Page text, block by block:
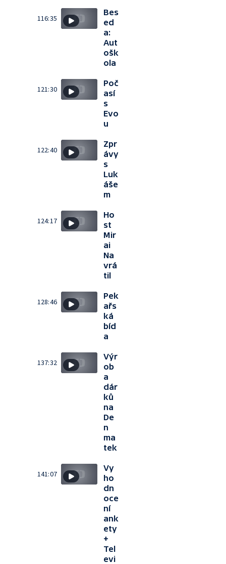
116:35
Bes
ed
a:
Aut
ošk
ola
121:30
Poč
así
s
Evo
u
122:40
Zpr
ávy
s
Luk
áše
m
124:17
Ho
st
Mir
ai
Na
vrá
til
128:46
Pek
ařs
ká
bíd
a
137:32
Výr
ob
a
dár
ků
na
De
n
ma
tek
141:07
Vy
ho
dn
oce
ní
ank
ety
+
Tel
evi